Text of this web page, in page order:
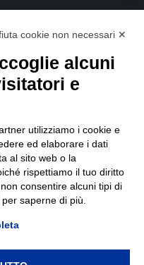
cookie non necessari ✕
alcuni
e
utilizziamo i cookie e
ed elaborare i dati
al sito web o la
rispettiamo il tuo diritto
consentire alcuni tipi di
saperne di più.